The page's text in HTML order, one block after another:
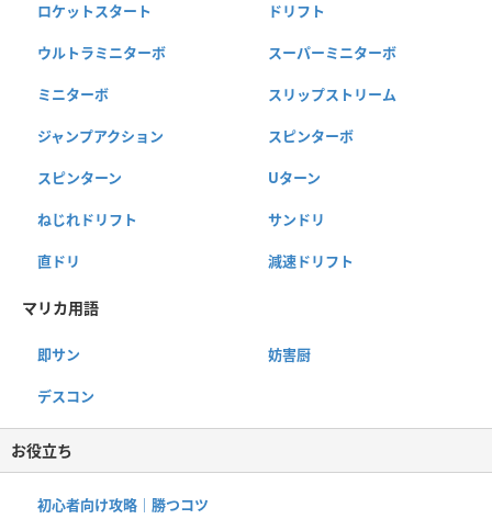
ロケットスタート ドリフト
ウルトラミニターボ スーパーミニターボ
ミニターボ スリップストリーム
ジャンプアクション スピンターボ
スピンターン Uターン
ねじれドリフト サンドリ
直ドリ 減速ドリフト
マリカ用語
即サン 妨害厨
デスコン
お役立ち
初心者向け攻略｜勝つコツ